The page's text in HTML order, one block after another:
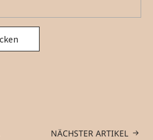
NÄCHSTER ARTIKEL